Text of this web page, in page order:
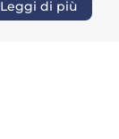
Leggi di più